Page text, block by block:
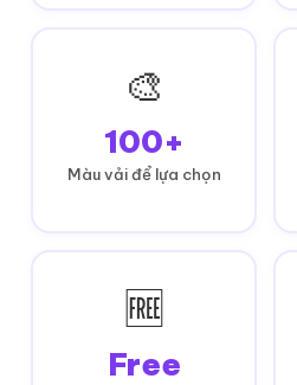
🎨
100+
Màu vải để lựa chọn
🆓
Free